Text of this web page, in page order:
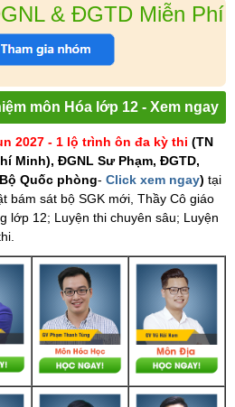
& ĐGTD Miễn Phí
môn Hóa lớp 12 - Xem ngay
2027 - 1 lộ trình ôn đa kỳ thi (TN
Minh), ĐGNL Sư Phạm, ĐGTD,
Quốc phòng- Click xem ngay) tại
bám sát bộ SGK mới, Thầy Cô giáo
lớp 12; Luyện thi chuyên sâu; Luyện